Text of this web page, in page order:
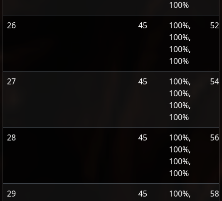
100%
26 45
100%,
100%,
100%,
100%
52
27 45
100%,
100%,
100%,
100%
54
28 45
100%,
100%,
100%,
100%
56
29 45
100%,
58